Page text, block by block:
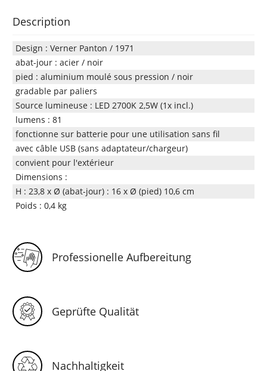
Description
Design : Verner Panton / 1971
abat-jour : acier / noir
pied : aluminium moulé sous pression / noir
gradable par paliers
Source lumineuse : LED 2700K 2,5W (1x incl.)
lumens : 81
fonctionne sur batterie pour une utilisation sans fil
avec câble USB (sans adaptateur/chargeur)
convient pour l'extérieur
Dimensions :
H : 23,8 x Ø (abat-jour) : 16 x Ø (pied) 10,6 cm
Poids : 0,4 kg
Professionelle Aufbereitung
Geprüfte Qualität
Nachhaltigkeit